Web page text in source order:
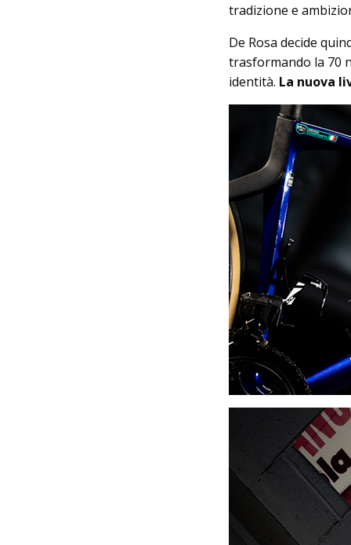
tradizione e
De Rosa decide
trasformando la 70
identità. La nuova